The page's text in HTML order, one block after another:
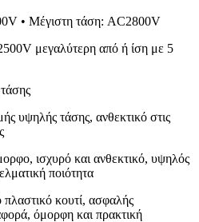
• Μέγιστη τάση: AC2800V
μεγαλύτερη από ή ίση με 5
υψηλής τάσης, ανθεκτικό στις
ισχυρό και ανθεκτικό, υψηλός
ποιότητα
κουτί, ασφαλής
όμορφη και πρακτική